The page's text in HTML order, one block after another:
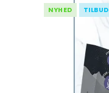
NYHED TILBUD